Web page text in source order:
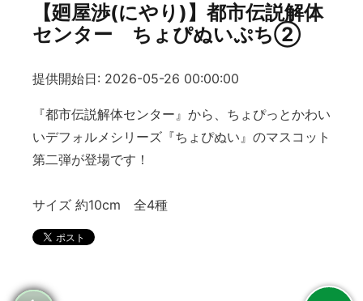
【廻屋渉(にやり)】都市伝説解体
センター ちょぴぬいぷち②
提供開始日: 2026-05-26 00:00:00
『都市伝説解体センター』から、ちょぴっとかわい
いデフォルメシリーズ『ちょぴぬい』のマスコット
第二弾が登場です！
サイズ 約10cm 全4種